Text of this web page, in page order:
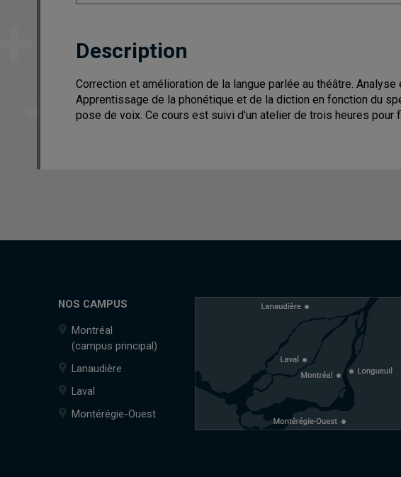
Description
Correction et amélioration de la langue parlée au théâtre.
Apprentissage de la phonétique et de la diction en fonction du
pose de voix. Ce cours est suivi d'un atelier de trois heures pour
NOS CAMPUS
Montréal
(campus principal)
Lanaudière
Laval
Montérégie-Ouest